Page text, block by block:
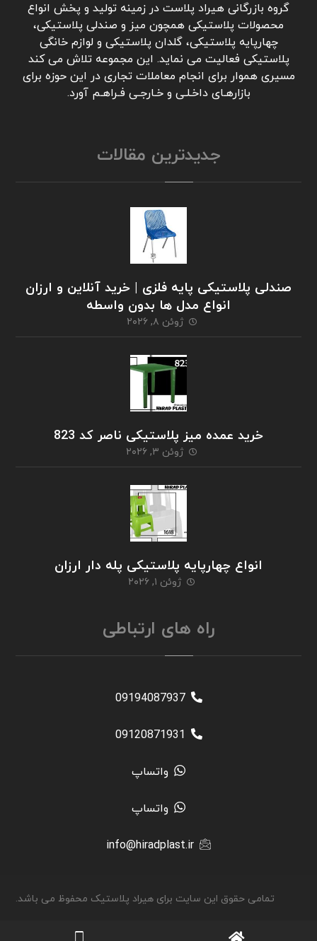
گروه بازرگانی هیراد پلاست در زمینه تولید و پخش انواع
محصولات پلاستیکی همچون میز و صندلی پلاستیکی،
چهارپایه پلاستیکی، گلدان پلاستیکی و لوازم خانگی
پلاستیکی فعالیت می نماید. این مجموعه تلاش می کند
مسیری هموار برای انجام معاملات تجاری در این حوزه برای
بازارهـای داخـلـی و خـارجـی فـراهـم آورد.
جدیدترین مقالات
صندلی پلاستیکی پایه فلزی | خرید آنلاین و ارزان
انواع مدل ها بدون واسطه
ژوئن ۸, ۲۰۲۶
خرید عمده میز پلاستیکی ناصر کد 823
ژوئن ۳, ۲۰۲۶
انواع چهارپایه پلاستیکی پله دار ارزان
ژوئن ۱, ۲۰۲۶
راه های ارتباطی
09194087937
09120871931
واتساپ
واتساپ
info@hiradplast.ir
تمامی حقوق این سایت برای هیراد پلاستیک محفوظ می باشد.